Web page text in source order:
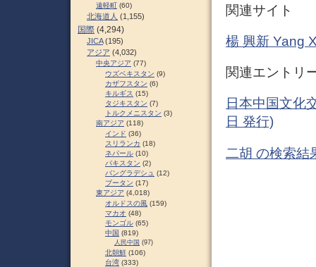
関連サイト
楊 興新 Yang
関連エントリ
日本中国文化
日 発行)
二胡 の検索結
遠軽町 (60)
北海道人 (1,155)
国際 (4,294)
JICA(195)
アジア (4,032)
中央アジア (77)
ウズベキスタン (9)
カザフスタン (6)
キルギス (15)
タジキスタン (7)
トルクメニスタン (3)
南アジア (118)
インド (36)
スリランカ (18)
ネパール (10)
パキスタン (2)
バングラデシュ (12)
ブータン (17)
東アジア (4,018)
オルドスの風 (159)
マカオ (48)
モンゴル (65)
中国 (819)
人民中国 (97)
北朝鮮 (106)
台湾 (333)